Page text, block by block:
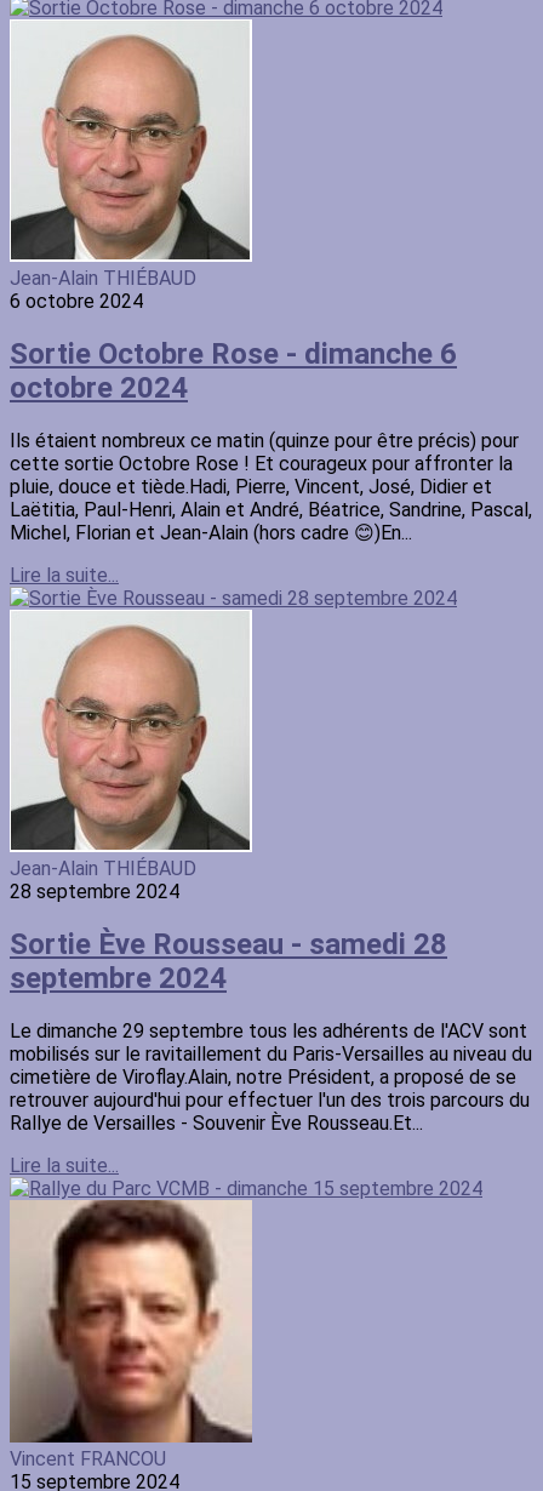
Jean-Alain THIÉBAUD
6 octobre 2024
Sortie Octobre Rose - dimanche 6
octobre 2024
Ils étaient nombreux ce matin (quinze pour être précis) pour
cette sortie Octobre Rose ! Et courageux pour affronter la
pluie, douce et tiède.Hadi, Pierre, Vincent, José, Didier et
Laëtitia, Paul-Henri, Alain et André, Béatrice, Sandrine, Pascal,
Michel, Florian et Jean-Alain (hors cadre 😊)En...
Lire la suite...
Jean-Alain THIÉBAUD
28 septembre 2024
Sortie Ève Rousseau - samedi 28
septembre 2024
Le dimanche 29 septembre tous les adhérents de l'ACV sont
mobilisés sur le ravitaillement du Paris-Versailles au niveau du
cimetière de Viroflay.Alain, notre Président, a proposé de se
retrouver aujourd'hui pour effectuer l'un des trois parcours du
Rallye de Versailles - Souvenir Ève Rousseau.Et...
Lire la suite...
Vincent FRANCOU
15 septembre 2024